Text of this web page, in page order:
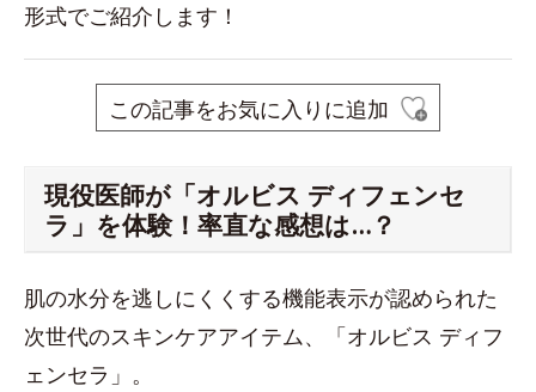
形式でご紹介します！
この記事をお気に入りに追加
現役医師が「オルビス ディフェンセ
ラ」を体験！率直な感想は…？
肌の水分を逃しにくくする機能表示が認められた
次世代のスキンケアアイテム、「オルビス ディフ
ェンセラ」。